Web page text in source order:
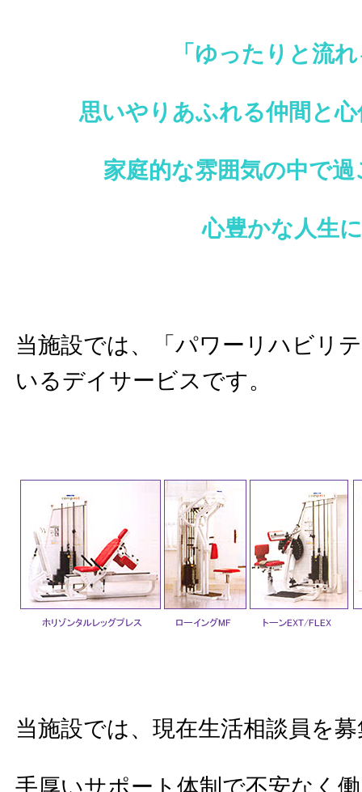
「ゆったりと流
思いやりあふれる仲間と
家庭的な雰囲気の中で
心豊かな人生
当施設では、「パワーリハビリ
いるデイサービスです。
当施設では、現在生活相談員を